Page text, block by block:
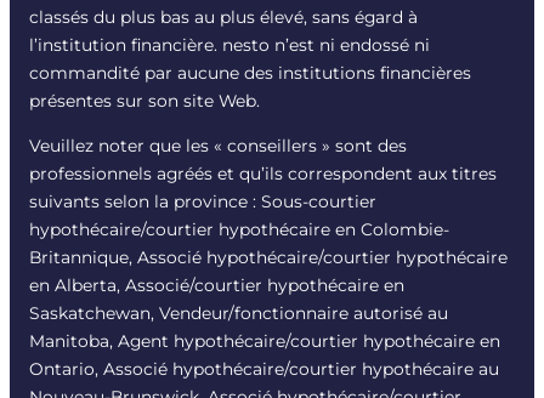
classés du plus bas au plus élevé, sans égard à
l’institution financière. nesto n’est ni endossé ni
commandité par aucune des institutions financières
présentes sur son site Web.
Veuillez noter que les « conseillers » sont des
professionnels agréés et qu’ils correspondent aux titres
suivants selon la province : Sous-courtier
hypothécaire/courtier hypothécaire en Colombie-
Britannique, Associé hypothécaire/courtier hypothécaire
en Alberta, Associé/courtier hypothécaire en
Saskatchewan, Vendeur/fonctionnaire autorisé au
Manitoba, Agent hypothécaire/courtier hypothécaire en
Ontario, Associé hypothécaire/courtier hypothécaire au